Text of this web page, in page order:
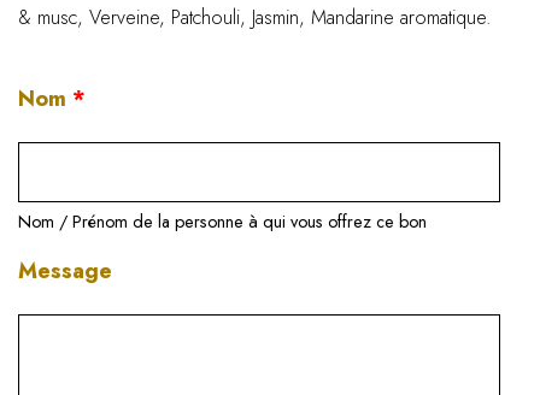
& musc, Verveine, Patchouli, Jasmin, Mandarine aromatique.
Nom *
Nom / Prénom de la personne à qui vous offrez ce bon
Message